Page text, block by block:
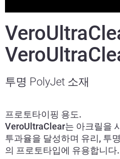
투명 PolyJet 소재
프로토타이핑 용도.
VeroUltraClear는 아크릴을
투과율을 달성하며 유리, 투
의 프로토타입에 유용합니다.